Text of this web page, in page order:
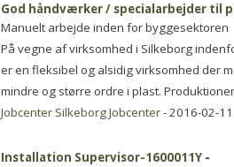
God håndværker / specialarbejder til
Manuelt arbejde inden for byggesektoren
På vegne af virksomhed i Silkeborg
er en fleksibel og alsidig virksomhed der
mindre og større ordre i plast.
Jobcenter Silkeborg Jobcenter- 2016-02-
Installation Supervisor-1600011Y -